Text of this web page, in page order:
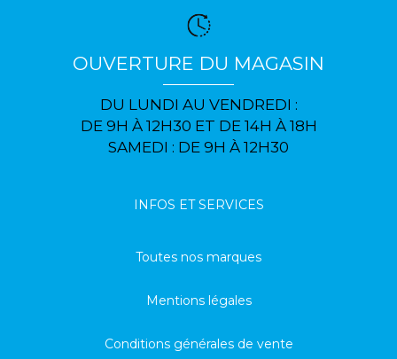
OUVERTURE DU MAGASIN
DU LUNDI AU VENDREDI :
DE 9H À 12H30 ET DE 14H À 18H
SAMEDI : DE 9H À 12H30
INFOS ET SERVICES
Toutes nos marques
Mentions légales
Conditions générales de vente